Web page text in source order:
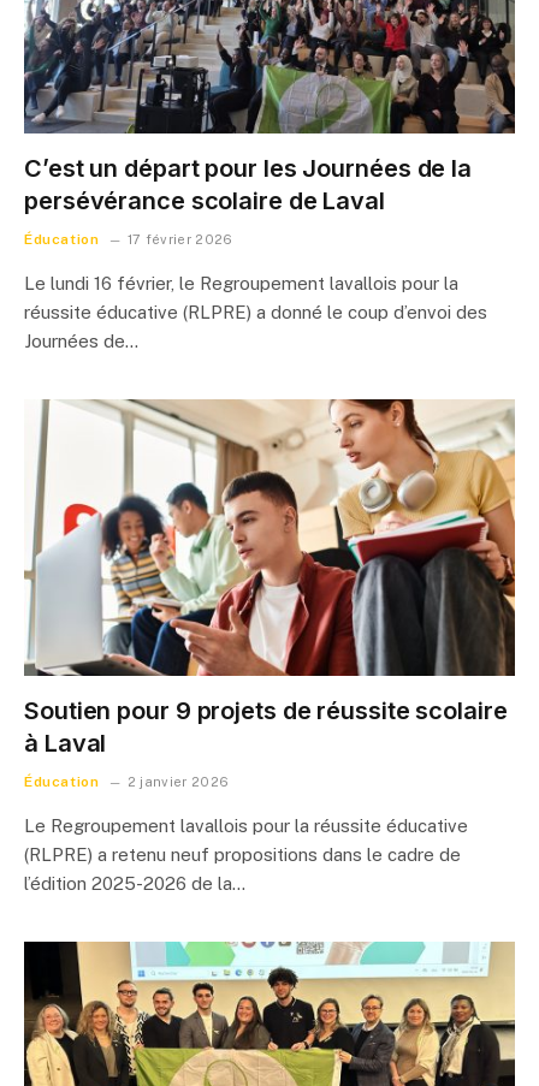
C’est un départ pour les Journées de la
persévérance scolaire de Laval
Éducation 17 février 2026
Le lundi 16 février, le Regroupement lavallois pour la
réussite éducative (RLPRE) a donné le coup d’envoi des
Journées de…
Soutien pour 9 projets de réussite scolaire
à Laval
Éducation 2 janvier 2026
Le Regroupement lavallois pour la réussite éducative
(RLPRE) a retenu neuf propositions dans le cadre de
l’édition 2025-2026 de la…